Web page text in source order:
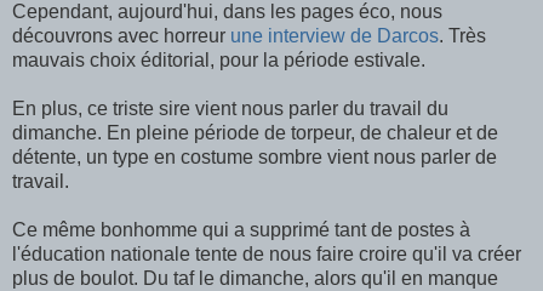
Cependant, aujourd'hui, dans les pages éco, nous
découvrons avec horreur une interview de Darcos. Très
mauvais choix éditorial, pour la période estivale.
En plus, ce triste sire vient nous parler du travail du
dimanche. En pleine période de torpeur, de chaleur et de
détente, un type en costume sombre vient nous parler de
travail.
Ce même bonhomme qui a supprimé tant de postes à
l'éducation nationale tente de nous faire croire qu'il va créer
plus de boulot. Du taf le dimanche, alors qu'il en manque